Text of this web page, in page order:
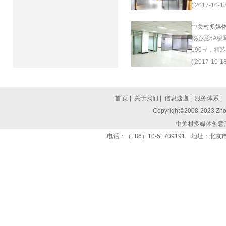
([2017-10-
中关村多媒
核心区5A级
190㎡，精
([2017-10-
首 页 关于我们 信息速递 服务体系
Copyright©2008-2023
中关村多媒体创
电话：（+86）10-51709191 地址：北京